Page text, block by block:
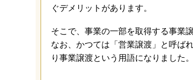
ぐデメリットがあります。
そこで、事業の一部を取得する事業
なお、かつては「営業譲渡」と呼ば
り事業譲渡という用語になりました。